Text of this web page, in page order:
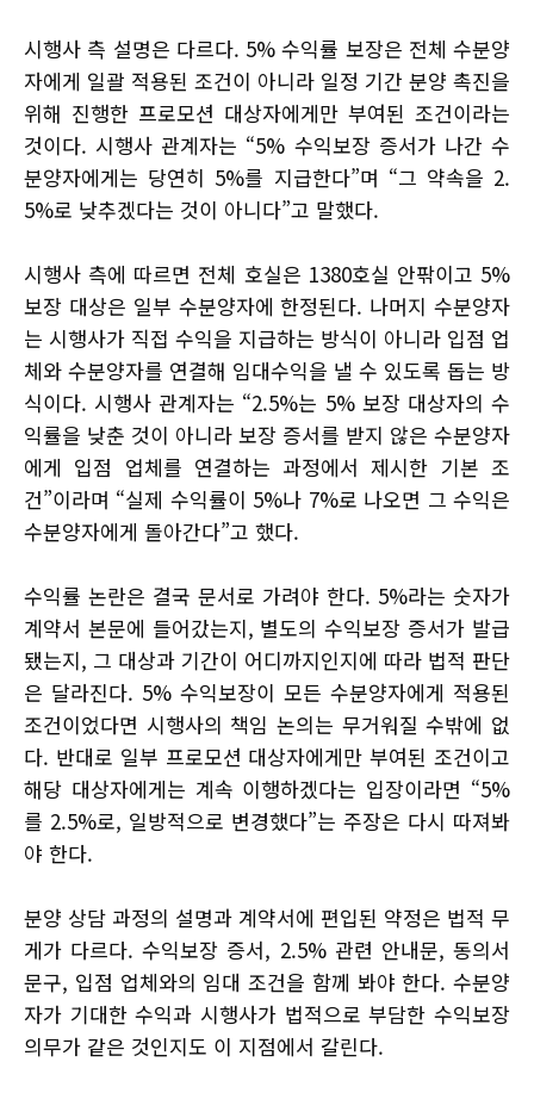
시행사 측 설명은 다르다. 5% 수익률 보장은 전체 수분양
자에게 일괄 적용된 조건이 아니라 일정 기간 분양 촉진을
위해 진행한 프로모션 대상자에게만 부여된 조건이라는
것이다. 시행사 관계자는 “5% 수익보장 증서가 나간 수
분양자에게는 당연히 5%를 지급한다”며 “그 약속을 2.
5%로 낮추겠다는 것이 아니다”고 말했다.
시행사 측에 따르면 전체 호실은 1380호실 안팎이고 5%
보장 대상은 일부 수분양자에 한정된다. 나머지 수분양자
는 시행사가 직접 수익을 지급하는 방식이 아니라 입점 업
체와 수분양자를 연결해 임대수익을 낼 수 있도록 돕는 방
식이다. 시행사 관계자는 “2.5%는 5% 보장 대상자의 수
익률을 낮춘 것이 아니라 보장 증서를 받지 않은 수분양자
에게 입점 업체를 연결하는 과정에서 제시한 기본 조
건”이라며 “실제 수익률이 5%나 7%로 나오면 그 수익은
수분양자에게 돌아간다”고 했다.
수익률 논란은 결국 문서로 가려야 한다. 5%라는 숫자가
계약서 본문에 들어갔는지, 별도의 수익보장 증서가 발급
됐는지, 그 대상과 기간이 어디까지인지에 따라 법적 판단
은 달라진다. 5% 수익보장이 모든 수분양자에게 적용된
조건이었다면 시행사의 책임 논의는 무거워질 수밖에 없
다. 반대로 일부 프로모션 대상자에게만 부여된 조건이고
해당 대상자에게는 계속 이행하겠다는 입장이라면 “5%
를 2.5%로, 일방적으로 변경했다”는 주장은 다시 따져봐
야 한다.
분양 상담 과정의 설명과 계약서에 편입된 약정은 법적 무
게가 다르다. 수익보장 증서, 2.5% 관련 안내문, 동의서
문구, 입점 업체와의 임대 조건을 함께 봐야 한다. 수분양
자가 기대한 수익과 시행사가 법적으로 부담한 수익보장
의무가 같은 것인지도 이 지점에서 갈린다.